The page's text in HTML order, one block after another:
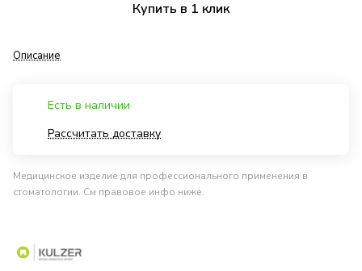
Купить в 1 клик
Описание
Есть в наличии
Рассчитать доставку
Медицинское изделие для профессионального применения в
стоматологии. См правовое инфо ниже.